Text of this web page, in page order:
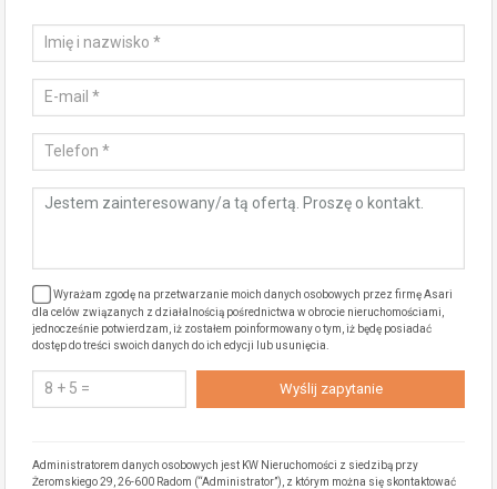
Wyrażam zgodę na przetwarzanie moich danych osobowych przez firmę Asari
dla celów związanych z działalnością pośrednictwa w obrocie nieruchomościami,
jednocześnie potwierdzam, iż zostałem poinformowany o tym, iż będę posiadać
dostęp do treści swoich danych do ich edycji lub usunięcia.
Administratorem danych osobowych jest KW Nieruchomości z siedzibą przy
Żeromskiego 29, 26-600 Radom (“Administrator”), z którym można się skontaktować